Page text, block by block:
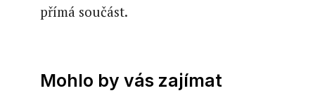
přímá součást.
Mohlo by vás zajímat